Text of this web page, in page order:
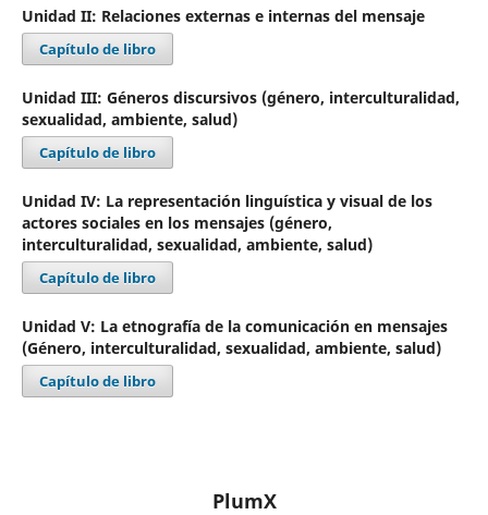
Unidad II: Relaciones externas e internas del mensaje
Capítulo de libro
Unidad III: Géneros discursivos (género, interculturalidad,
sexualidad, ambiente, salud)
Capítulo de libro
Unidad IV: La representación linguística y visual de los
actores sociales en los mensajes (género,
interculturalidad, sexualidad, ambiente, salud)
Capítulo de libro
Unidad V: La etnografía de la comunicación en mensajes
(Género, interculturalidad, sexualidad, ambiente, salud)
Capítulo de libro
PlumX